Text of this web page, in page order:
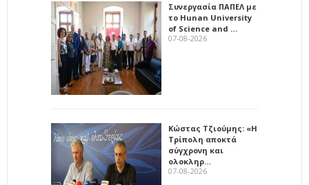
Συνεργασία ΠΑΠΕΛ με
το Hunan University
of Science and …
07-08-2026
Κώστας Τζιούμης: «Η
Τρίπολη αποκτά
σύγχρονη και
ολοκληρ…
07-08-2026